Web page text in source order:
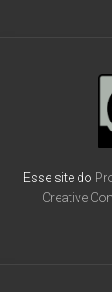
Esse site do
Creative